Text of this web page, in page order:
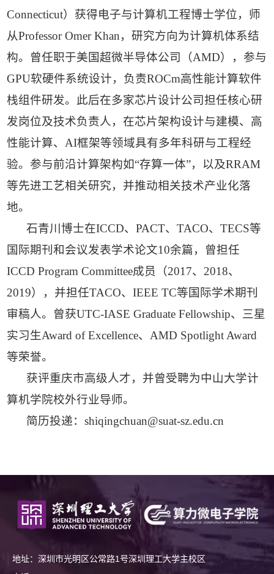
Connecticut）获得电子与计算机工程博士学位，师
从Professor Omer Khan，研究方向为计算机体系结
构。曾任职于美国超微半导体公司（AMD），参与
GPU软硬件系统设计，负责ROCm高性能计算软件
栈组件研发。此后在多家芯片设计公司担任核心研
发岗位及技术负责人，在芯片架构设计与建模、高
性能计算、AI框架等领域具有多年科研与工程经
验。参与前沿计算架构如“存算一体”，以及RRAM
等先进工艺相关研究，并推动相关技术产业化落
地。
石青川博士在ICCD、PACT、TACO、TECS等
国际期刊和会议发表学术论文10余篇，曾担任
ICCD Program Committee成员（2017、2018、
2019），并担任TACO、IEEE TC等国际学术期刊
审稿人。曾获UTC-IASE Graduate Fellowship、三星
实习生Award of Excellence、AMD Spotlight Award
等荣誉。
获评重庆市高级人才，并曾受聘为中山大学计
算机学院校外行业导师。
简历投递：shiqingchuan@suat-sz.edu.cn
地址：深圳市光明区公常路1号深圳理工大学主校区